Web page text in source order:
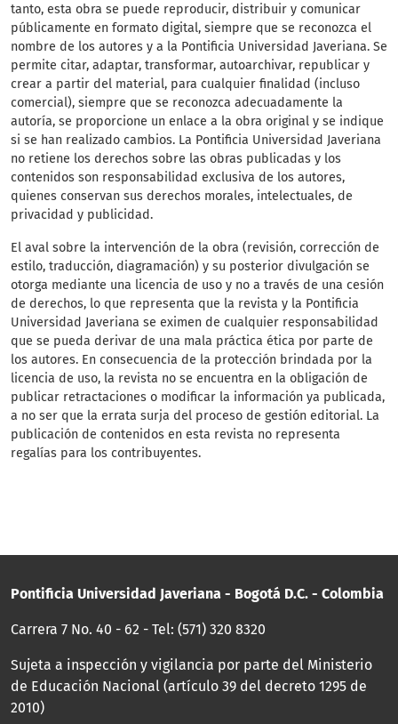
tanto, esta obra se puede reproducir, distribuir y comunicar
públicamente en formato digital, siempre que se reconozca el
nombre de los autores y a la Pontificia Universidad Javeriana. Se
permite citar, adaptar, transformar, autoarchivar, republicar y
crear a partir del material, para cualquier finalidad (incluso
comercial), siempre que se reconozca adecuadamente la
autoría, se proporcione un enlace a la obra original y se indique
si se han realizado cambios. La Pontificia Universidad Javeriana
no retiene los derechos sobre las obras publicadas y los
contenidos son responsabilidad exclusiva de los autores,
quienes conservan sus derechos morales, intelectuales, de
privacidad y publicidad.
El aval sobre la intervención de la obra (revisión, corrección de
estilo, traducción, diagramación) y su posterior divulgación se
otorga mediante una licencia de uso y no a través de una cesión
de derechos, lo que representa que la revista y la Pontificia
Universidad Javeriana se eximen de cualquier responsabilidad
que se pueda derivar de una mala práctica ética por parte de
los autores. En consecuencia de la protección brindada por la
licencia de uso, la revista no se encuentra en la obligación de
publicar retractaciones o modificar la información ya publicada,
a no ser que la errata surja del proceso de gestión editorial. La
publicación de contenidos en esta revista no representa
regalías para los contribuyentes.
Pontificia Universidad Javeriana - Bogotá D.C. - Colombia
Carrera 7 No. 40 - 62 - Tel: (571) 320 8320
Sujeta a inspección y vigilancia por parte del Ministerio
de Educación Nacional (artículo 39 del decreto 1295 de
2010)